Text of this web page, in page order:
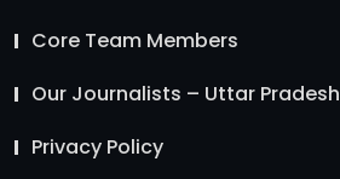
Core Team Members
Our Journalists – Uttar Pradesh
Privacy Policy